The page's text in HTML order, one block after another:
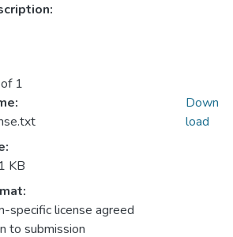
1
KB
specific license agreed
to submission
Down
load